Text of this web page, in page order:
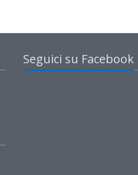
Seguici su Facebook